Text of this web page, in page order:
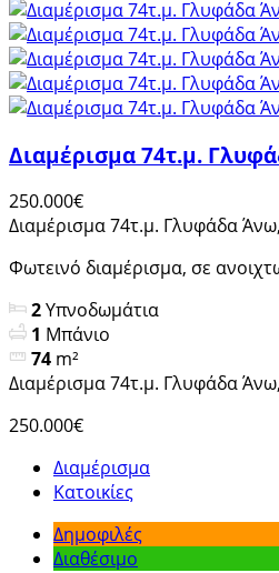
Διαμέρισμα 74τ.μ.
250.000€
Διαμέρισμα 74τ.μ. Γλυφάδα
Φωτεινό διαμέρισμα, σε
2Υπνοδωμάτια
1 Μπάνιο
74 m²
Διαμέρισμα 74τ.μ. Γλυφάδα
250.000€
Διαμέρισμα
Κατοικίες
Δημοφιλές
Διαθέσιμο